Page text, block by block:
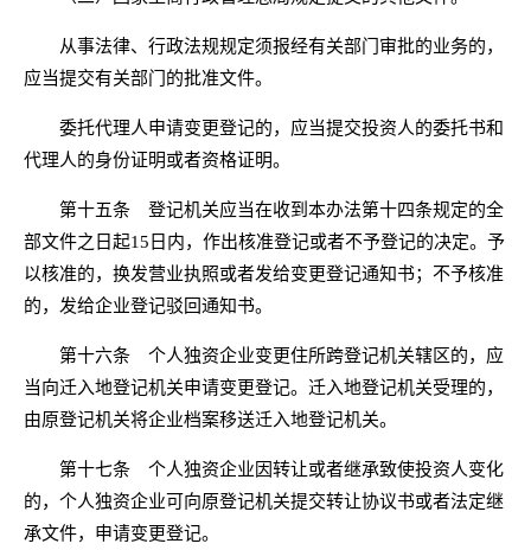
从事法律、行政法规规定须报经有关部门审批的业务的，
应当提交有关部门的批准文件。
委托代理人申请变更登记的，应当提交投资人的委托书和
代理人的身份证明或者资格证明。
第十五条 登记机关应当在收到本办法第十四条规定的全
部文件之日起15日内，作出核准登记或者不予登记的决定。予
以核准的，换发营业执照或者发给变更登记通知书；不予核准
的，发给企业登记驳回通知书。
第十六条 个人独资企业变更住所跨登记机关辖区的，应
当向迁入地登记机关申请变更登记。迁入地登记机关受理的，
由原登记机关将企业档案移送迁入地登记机关。
第十七条 个人独资企业因转让或者继承致使投资人变化
的，个人独资企业可向原登记机关提交转让协议书或者法定继
承文件，申请变更登记。